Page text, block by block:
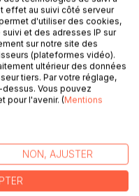
aux cours d’anglais
lancement qui
S’ensuivra la
mal connu, agrémentée
ou débridées et
effet au suivi côté serveur
d'utiliser des cookies,
et des adresses IP sur
sur notre site des
(plateformes vidéo).
ultérieur des données
tiers. Par votre réglage,
Vous pouvez
pour l'avenir. (Mentions
NON, AJUSTER